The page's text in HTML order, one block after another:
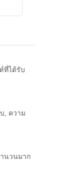
ที่ได้รับ
, ความ
นวนมาก